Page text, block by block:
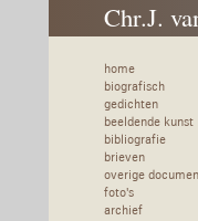
Chr.J.
home
biografisch
gedichten
beeldende kunst
bibliografie
brieven
overige
foto's
archief